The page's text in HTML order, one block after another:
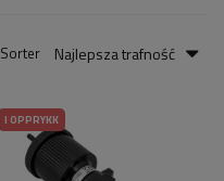
Sorter Najlepsza trafność
I OPPRYKK